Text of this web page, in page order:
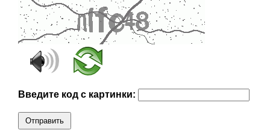
Введите код с картинки:
Отправить